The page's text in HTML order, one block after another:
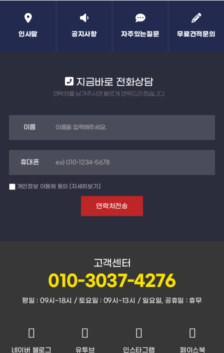
인사말 공지사항 자주있는질문 무료견적문의
지금바로 전화상담
연락처를 남겨주시면 빠르게 연락드리겠습니다.
이름
휴대폰
개인정보 이용에 동의 [자세히보기]
고객센터
010-3037-4276
평일 : 09시~18시 / 토요일 : 09시~13시 / 일요일, 공휴일 : 휴무
네이버 블로그 유투브 인스타그램 페이스북